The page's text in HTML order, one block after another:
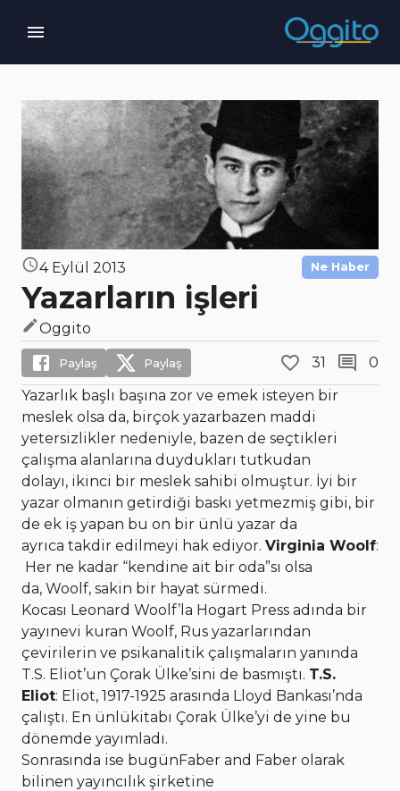
4 Eylül 2013 Ne Haber
Yazarların işleri
Oggito
Paylaş Paylaş 31
0
Yazarlık başlı başına zor ve emek isteyen bir
meslek olsa da, birçok yazarbazen maddi
yetersizlikler nedeniyle, bazen de seçtikleri
çalışma alanlarına duydukları tutkudan
dolayı, ikinci bir meslek sahibi olmuştur. İyi bir
yazar olmanın getirdiği baskı yetmezmiş gibi, bir
de ek iş yapan bu on bir ünlü yazar da
ayrıca takdir edilmeyi hak ediyor. Virginia Woolf:
Her ne kadar “kendine ait bir oda”sı olsa
da, Woolf, sakin bir hayat sürmedi.
Kocası Leonard Woolf’la Hogart Press adında bir
yayınevi kuran Woolf, Rus yazarlarından
çevirilerin ve psikanalitik çalışmaların yanında
T.S. Eliot’un Çorak Ülke’sini de basmıştı. T.S.
Eliot: Eliot, 1917-1925 arasında Lloyd Bankası’nda
çalıştı. En ünlükitabı Çorak Ülke’yi de yine bu
dönemde yayımladı.
Sonrasında ise bugünFaber and Faber olarak
bilinen yayıncılık şirketine